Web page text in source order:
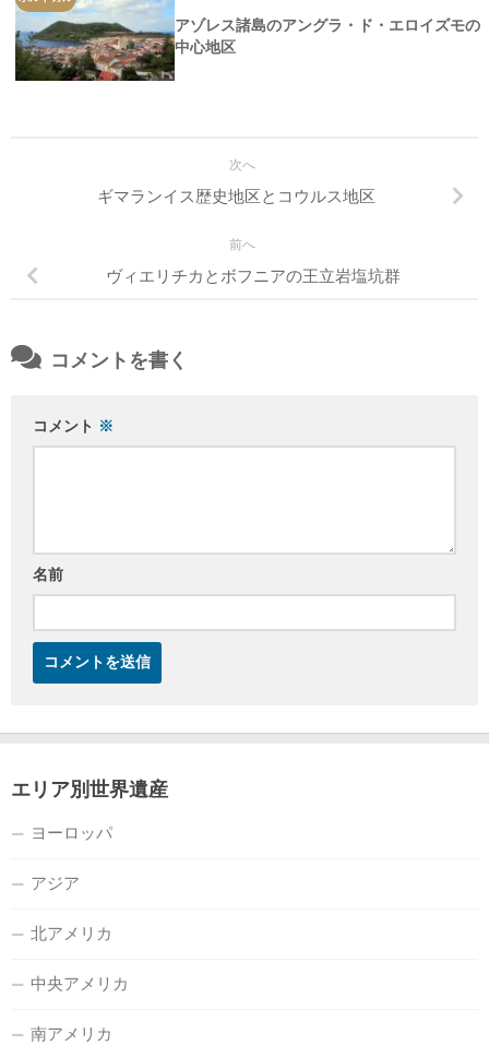
アゾレス諸島のアングラ・ド・エロイズモの
中心地区
次へ
ギマランイス歴史地区とコウルス地区
前へ
ヴィエリチカとボフニアの王立岩塩坑群
コメントを書く
コメント ※
名前
エリア別世界遺産
ヨーロッパ
アジア
北アメリカ
中央アメリカ
南アメリカ